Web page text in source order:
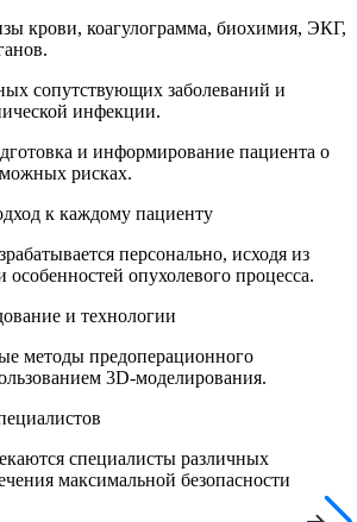
крови, коагулограмма, биохимия, ЭКГ,
сопутствующих заболеваний и
инфекции.
и информирование пациента о
рисках.
к каждому пациенту
персонально, исходя из
особенностей опухолевого процесса.
и технологии
методы предоперационного
3D-моделирования.
специалисты различных
максимальной безопасности